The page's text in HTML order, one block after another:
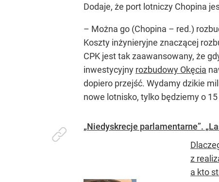
Dodaje, że port lotniczy Chopina
– Można go (Chopina – red.)
Koszty inżynieryjne znaczącej
CPK jest tak zaawansowany, że
inwestycyjny rozbudowy Okęcia
dopiero przejść. Wydamy dzikie
nowe lotnisko, tylko będziemy o
„Niedyskrecje parlamentarne”.
z
a kto